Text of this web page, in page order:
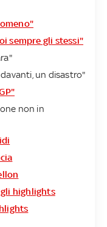
sempre gli stessi"
un disastro"
non in
highlights